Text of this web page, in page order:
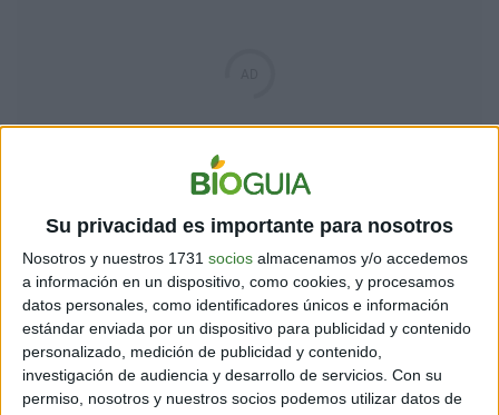
Su privacidad es importante para nosotros
Nosotros y nuestros 1731 socios almacenamos y/o accedemos
a información en un dispositivo, como cookies, y procesamos
datos personales, como identificadores únicos e información
estándar enviada por un dispositivo para publicidad y contenido
personalizado, medición de publicidad y contenido,
investigación de audiencia y desarrollo de servicios. Con su
permiso, nosotros y nuestros socios podemos utilizar datos de